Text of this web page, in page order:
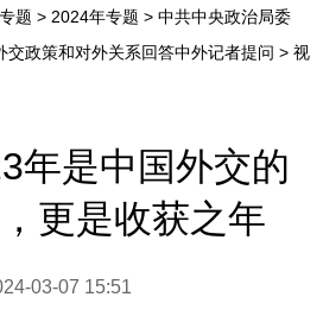
题 > 2024年专题 > 中共中央政治局委
交政策和对外关系回答中外记者提问 > 视
年是中国外交的
更是收获之年
03-07 15:51